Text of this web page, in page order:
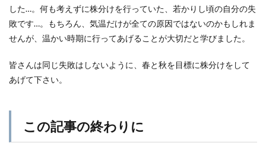
した…。何も考えずに株分けを行っていた、若かりし頃の自分の失
敗です…。もちろん、気温だけが全ての原因ではないのかもしれま
せんが、温かい時期に行ってあげることが大切だと学びました。
皆さんは同じ失敗はしないように、春と秋を目標に株分けをして
あげて下さい。
この記事の終わりに